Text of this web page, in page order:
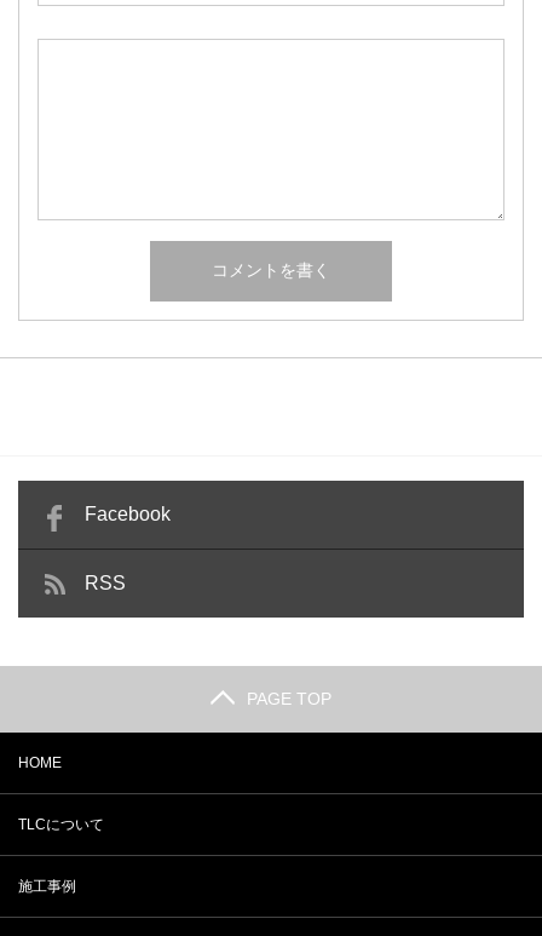
Facebook
RSS
PAGE TOP
HOME
TLCについて
施工事例